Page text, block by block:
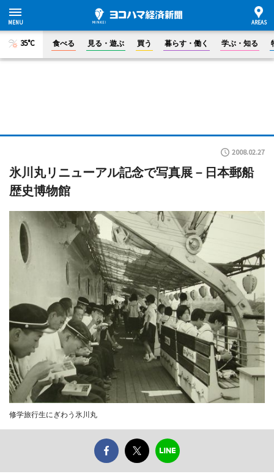
35°C 食べる 見る・遊ぶ 買う 暮らす・働く 学ぶ・知る
2008.02.27
氷川丸リニューアル記念で写真展－日本郵船
歴史博物館
修学旅行生にぎわう氷川丸